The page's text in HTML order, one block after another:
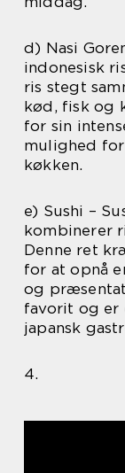
d) Nasi
indonesisk
ris stegt
kød, fisk og
for sin
mulighed
køkken.
e) Sushi –
kombinerer
Denne ret
for at opnå
og
favorit og er
japansk
4.